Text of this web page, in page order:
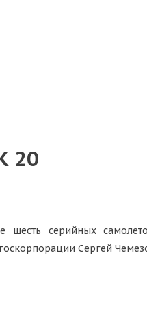
20
шесть серийных
Сергей